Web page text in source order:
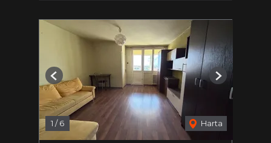
1 /6 Harta
Previous Next